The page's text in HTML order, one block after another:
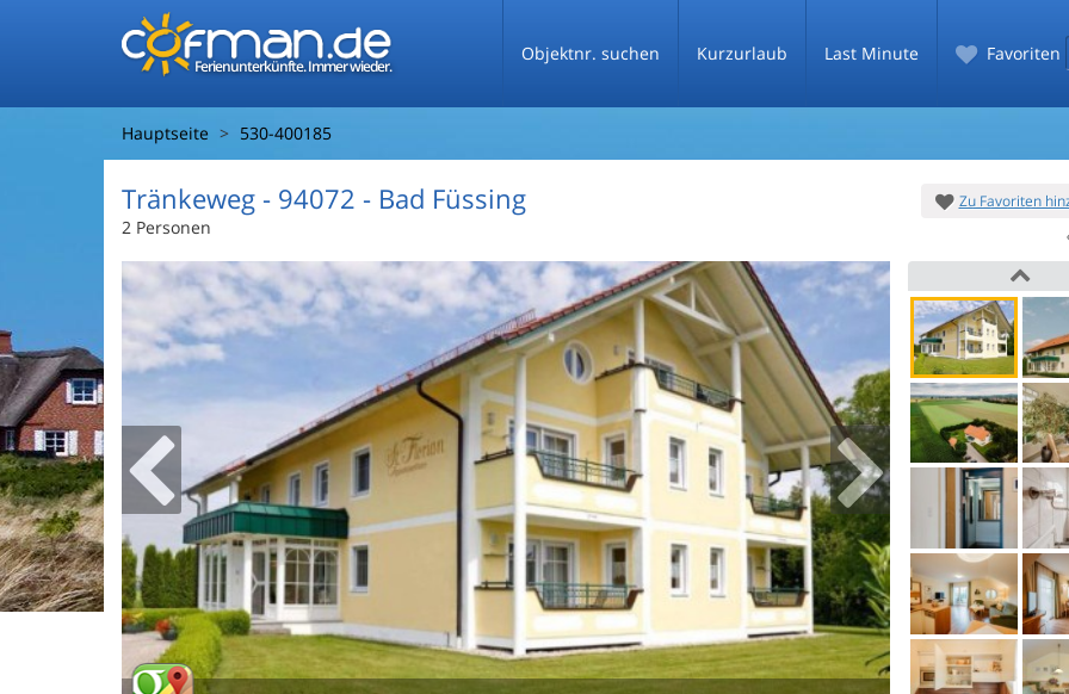
Ferienunterkünfte. Immer wieder.
Objektnr. suchen Kurzurlaub Last Minute Favoriten
Hauptseite 530-400185
Zu Favoriten
Tränkeweg - 94072 - Bad Füssing
2 Personen